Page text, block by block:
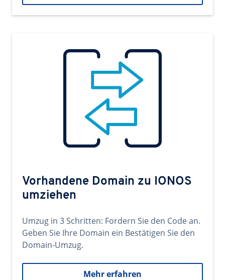
Vorhandene Domain zu IONOS
umziehen
Umzug in 3 Schritten: Fordern Sie den Code an.
Geben Sie Ihre Domain ein Bestätigen Sie den
Domain-Umzug.
Mehr erfahren